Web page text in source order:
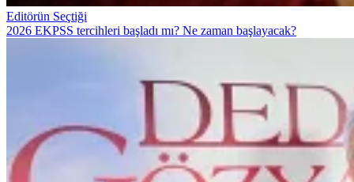
Editörün Seçtiği
2026 EKPSS tercihleri başladı mı? Ne zaman başlayacak?